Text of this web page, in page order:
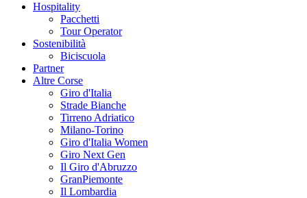
Hospitality
Pacchetti
Tour Operator
Sostenibilità
Biciscuola
Partner
Altre Corse
Giro d'Italia
Strade Bianche
Tirreno Adriatico
Milano-Torino
Giro d'Italia Women
Giro Next Gen
Il Giro d'Abruzzo
GranPiemonte
Il Lombardia